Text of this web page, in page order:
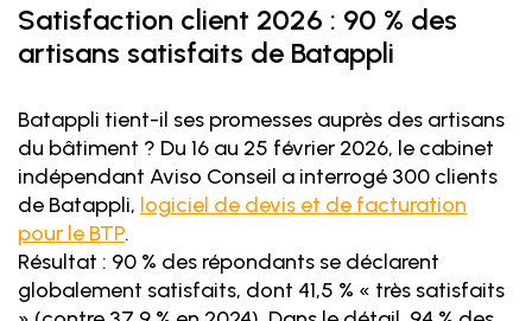
Satisfaction client 2026 : 90 % des
artisans satisfaits de Batappli
Batappli tient-il ses promesses auprès des artisans
du bâtiment ? Du 16 au 25 février 2026, le cabinet
indépendant Aviso Conseil a interrogé 300 clients
de Batappli, logiciel de devis et de facturation
pour le BTP.
Résultat : 90 % des répondants se déclarent
globalement satisfaits, dont 41,5 % « très satisfaits